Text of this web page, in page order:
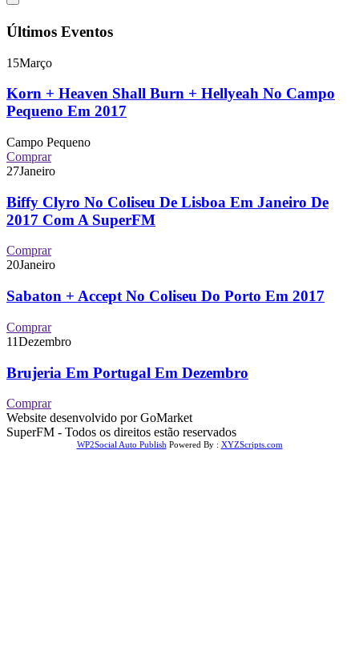
Últimos Eventos
15Março
Korn + Heaven Shall Burn + Hellyeah No Campo
Pequeno Em 2017
Campo Pequeno
Comprar
27Janeiro
Biffy Clyro No Coliseu De Lisboa Em Janeiro De
2017 Com A SuperFM
Comprar
20Janeiro
Sabaton + Accept No Coliseu Do Porto Em 2017
Comprar
11Dezembro
Brujeria Em Portugal Em Dezembro
Comprar
Website desenvolvido por GoMarket
SuperFM - Todos os direitos estão reservados
WP2Social Auto Publish Powered By : XYZScripts.com